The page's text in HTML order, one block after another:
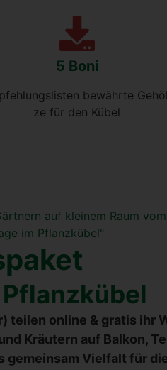
5 Boni
bewähr­te
ze für den Kübel
online & gra­tis ihr
Kräu­tern auf Bal­kon,
gemein­sam Viel­falt für